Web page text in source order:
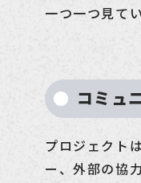
一つ一つ見て
コミュ
プロジェクト
ー、外部の協